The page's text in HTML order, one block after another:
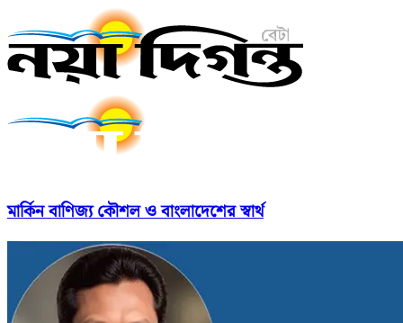
মার্কিন বাণিজ্য কৌশল ও বাংলাদেশের স্বার্থ